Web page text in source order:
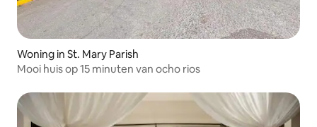
Woning in St. Mary Parish
Mooi huis op 15 minuten van ocho rios